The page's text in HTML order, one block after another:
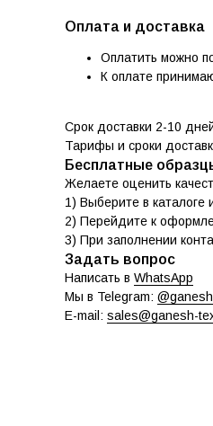
Оплата и доставка
Оплатить можно
К оплате
Срок доставки 2-10
Тарифы и сроки
Бесплатные
Желаете оценить
1) Выберите в каталоге
2) Перейдите к
3) При заполнении
Задать вопрос
Написать в WhatsApp
Мы в Telegram:
E-mail: sales@ganesh-